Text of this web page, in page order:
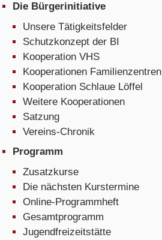
Die Bürgerinitiative
Unsere Tätigkeitsfelder
Schutzkonzept der BI
Kooperation VHS
Kooperationen Familienzentren
Kooperation Schlaue Löffel
Weitere Kooperationen
Satzung
Vereins-Chronik
Programm
Zusatzkurse
Die nächsten Kurstermine
Online-Programmheft
Gesamtprogramm
Jugendfreizeitstätte